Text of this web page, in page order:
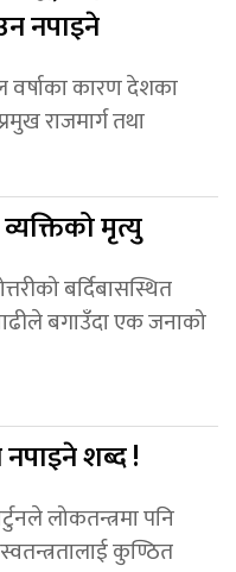
नपाइने
वर्षाका कारण देशका
राजमार्ग तथा
मृत्यु
बर्दिबासस्थित
बगाउँदा एक जनाको
नपाइने शब्द !
लोकतन्त्रमा पनि
कुण्ठित